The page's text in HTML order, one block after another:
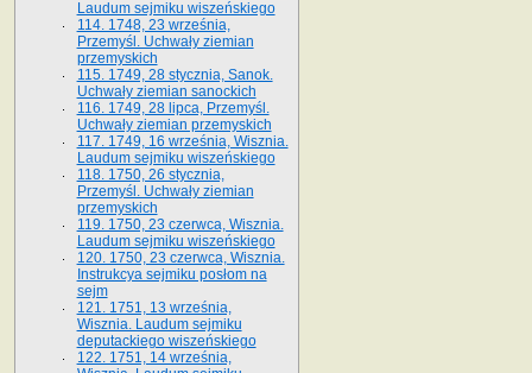
Laudum sejmiku wiszeńskiego
114. 1748, 23 września,
Przemyśl. Uchwały ziemian
przemyskich
115. 1749, 28 stycznia, Sanok.
Uchwały ziemian sanockich
116. 1749, 28 lipca, Przemyśl.
Uchwały ziemian przemyskich
117. 1749, 16 września, Wisznia.
Laudum sejmiku wiszeńskiego
118. 1750, 26 stycznia,
Przemyśl. Uchwały ziemian
przemyskich
119. 1750, 23 czerwca, Wisznia.
Laudum sejmiku wiszeńskiego
120. 1750, 23 czerwca, Wisznia.
Instrukcya sejmiku posłom na
sejm
121. 1751, 13 września,
Wisznia. Laudum sejmiku
deputackiego wiszeńskiego
122. 1751, 14 września,